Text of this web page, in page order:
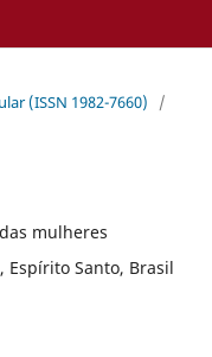
(ISSN 1982-7660)
/
mulheres
Espírito Santo, Brasil